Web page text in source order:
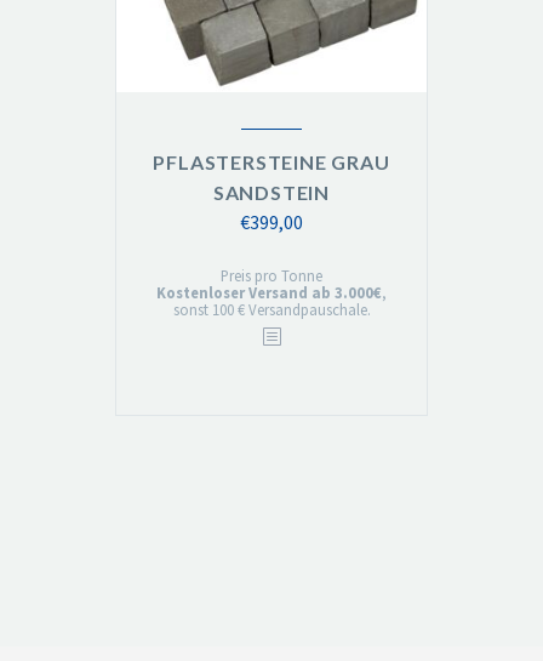
PFLASTERSTEINE GRAU
SANDSTEIN
€399,00
Preis pro Tonne
Kostenloser Versand ab 3.000€,
sonst 100 € Versandpauschale.